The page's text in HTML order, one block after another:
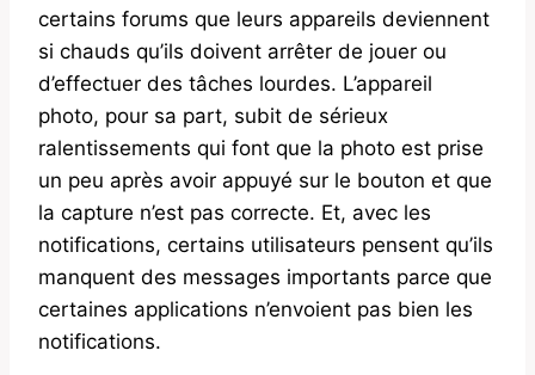
certains forums que leurs appareils deviennent
si chauds qu’ils doivent arrêter de jouer ou
d’effectuer des tâches lourdes. L’appareil
photo, pour sa part, subit de sérieux
ralentissements qui font que la photo est prise
un peu après avoir appuyé sur le bouton et que
la capture n’est pas correcte. Et, avec les
notifications, certains utilisateurs pensent qu’ils
manquent des messages importants parce que
certaines applications n’envoient pas bien les
notifications.